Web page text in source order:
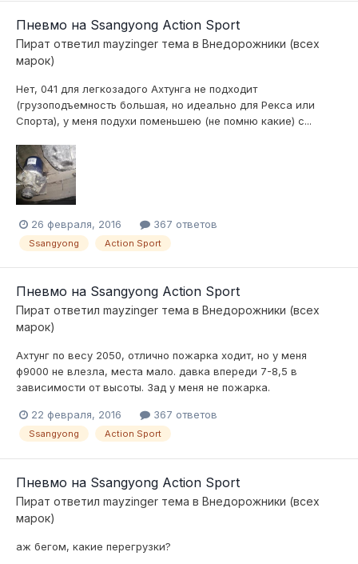
Пневмо на Ssangyong Action Sport
Пират ответил mayzinger тема в Внедорожники (всех
марок)
Нет, 041 для легкозадого Ахтунга не подходит
(грузоподъемность большая, но идеально для Рекса или
Спорта), у меня подухи поменьшею (не помню какие) с...
26 февраля, 2016 367 ответов
Ssangyong Action Sport
Пневмо на Ssangyong Action Sport
Пират ответил mayzinger тема в Внедорожники (всех
марок)
Ахтунг по весу 2050, отлично пожарка ходит, но у меня
ф9000 не влезла, места мало. давка впереди 7-8,5 в
зависимости от высоты. Зад у меня не пожарка.
22 февраля, 2016 367 ответов
Ssangyong Action Sport
Пневмо на Ssangyong Action Sport
Пират ответил mayzinger тема в Внедорожники (всех
марок)
аж бегом, какие перегрузки?